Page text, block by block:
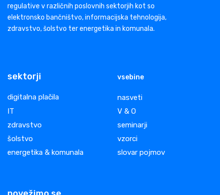
regulative v različnih poslovnih sektorjih kot so
elektronsko bančništvo, informacijska tehnologija,
zdravstvo, šolstvo ter energetika in komunala.
sektorji
digitalna plačila
IT
zdravstvo
šolstvo
energetika & komunala
vsebine
nasveti
V & O
seminarji
vzorci
slovar pojmov